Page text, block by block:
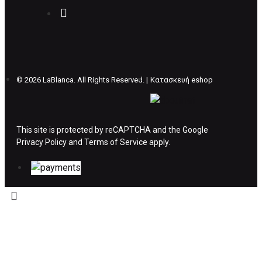
δέμα σας, αποστέλλεται η αλλαγή σας με
ΔΙΚΑΙΩΜΑ ΥΠΑΝΑΧΩΡΗΣΗΣ-ΕΠΙΣΤΡΟΦΗ
Η επιστροφή χρημάτων ακολουθείται στις
Το προϊόν θα πρέπει να βρίσκεται στην αρχική
© 2026 LaBlanca. All Rights Reserved. | Κατασκευή eshop
This site is protected by reCAPTCHA and the Google
Privacy Policyand Terms of Service apply.